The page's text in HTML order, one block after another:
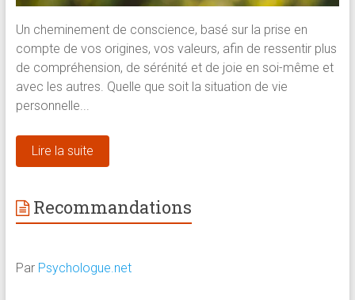
Un cheminement de conscience, basé sur la prise en
compte de vos origines, vos valeurs, afin de ressentir plus
de compréhension, de sérénité et de joie en soi-même et
avec les autres. Quelle que soit la situation de vie
personnelle...
Lire la suite
Recommandations
Par Psychologue.net